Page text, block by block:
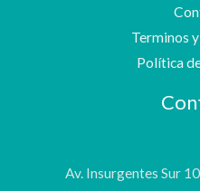
Terminos
Política
Av. Insurgentes Sur